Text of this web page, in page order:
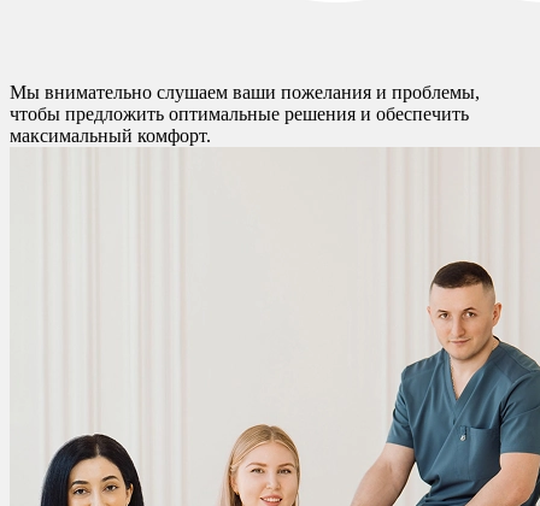
Мы внимательно слушаем ваши пожелания и проблемы,
чтобы предложить оптимальные решения и обеспечить
максимальный комфорт.